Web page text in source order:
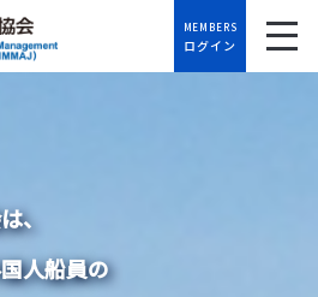
MEMBERS
ログイン
、
人船員の